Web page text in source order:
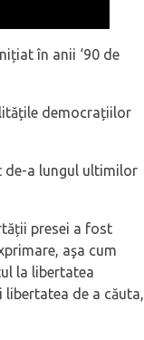
în anii ‘90 de
democrațiilor
de-a lungul ultimilor
presei a fost
aşa cum
la libertatea
de a căuta,